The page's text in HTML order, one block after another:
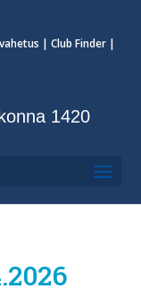
| Club Finder|
1420